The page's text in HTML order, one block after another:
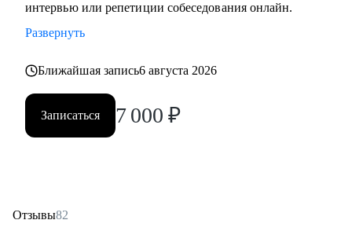
интервью или репетиции собеседования онлайн.
Развернуть
Ближайшая запись6 августа 2026
Записаться 7 000 ₽
Отзывы82